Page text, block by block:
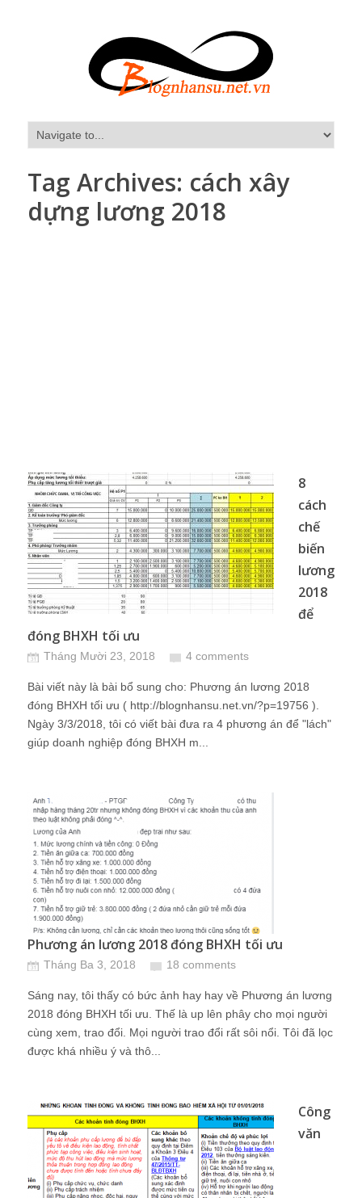
Tag Archives: cách xây
dựng lương 2018
8
cách
chế
biến
lương
2018
để
đóng BHXH tối ưu
Tháng Mười 23, 2018 4 comments
Bài viết này là bài bổ sung cho: Phương án lương 2018
đóng BHXH tối ưu ( http://blognhansu.net.vn/?p=19756 ).
Ngày 3/3/2018, tôi có viết bài đưa ra 4 phương án để "lách"
giúp doanh nghiệp đóng BHXH m...
Phương án lương 2018 đóng BHXH tối ưu
Tháng Ba 3, 2018 18 comments
Sáng nay, tôi thấy có bức ảnh hay hay về Phương án lương
2018 đóng BHXH tối ưu. Thế là up lên phây cho mọi người
cùng xem, trao đổi. Mọi người trao đổi rất sôi nổi. Tôi đã lọc
được khá nhiều ý và thô...
Công
văn